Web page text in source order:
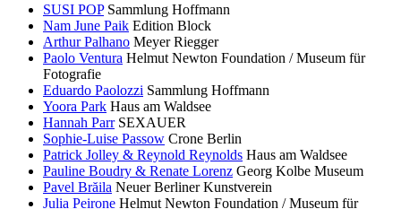
SUSI POP Sammlung Hoffmann
Nam June Paik Edition Block
Arthur Palhano Meyer Riegger
Paolo Ventura Helmut Newton Foundation / Museum für
Fotografie
Eduardo Paolozzi Sammlung Hoffmann
Yoora Park Haus am Waldsee
Hannah Parr SEXAUER
Sophie-Luise Passow Crone Berlin
Patrick Jolley & Reynold Reynolds Haus am Waldsee
Pauline Boudry & Renate Lorenz Georg Kolbe Museum
Pavel Brăila Neuer Berliner Kunstverein
Julia Peirone Helmut Newton Foundation / Museum für